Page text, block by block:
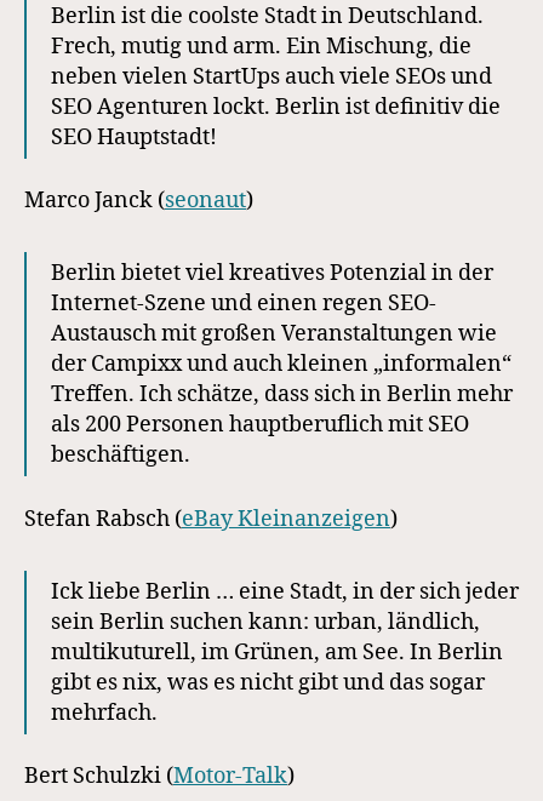
Berlin ist die coolste Stadt in Deutschland.
Frech, mutig und arm. Ein Mischung, die
neben vielen StartUps auch viele SEOs und
SEO Agenturen lockt. Berlin ist definitiv die
SEO Hauptstadt!
Marco Janck (seonaut)
Berlin bietet viel kreatives Potenzial in der
Internet-Szene und einen regen SEO-
Austausch mit großen Veranstaltungen wie
der Campixx und auch kleinen „informalen“
Treffen. Ich schätze, dass sich in Berlin mehr
als 200 Personen hauptberuflich mit SEO
beschäftigen.
Stefan Rabsch (eBay Kleinanzeigen)
Ick liebe Berlin … eine Stadt, in der sich jeder
sein Berlin suchen kann: urban, ländlich,
multikuturell, im Grünen, am See. In Berlin
gibt es nix, was es nicht gibt und das sogar
mehrfach.
Bert Schulzki (Motor-Talk)